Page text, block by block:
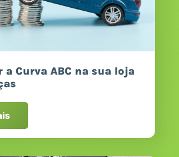
a Curva ABC na sua loja